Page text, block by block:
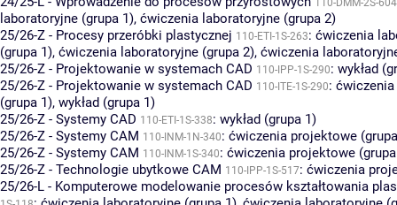
110-DMM-2S-604
laboratoryjne (grupa 1), ćwiczenia laboratoryjne (grupa 2)
25/26-Z - Procesy przeróbki plastycznej 110-ETI-1S-263: ćwiczenia
(grupa 1), ćwiczenia laboratoryjne (grupa 2), ćwiczenia
25/26-Z - Projektowanie w systemach CAD 110-IPP-1S-290: wykład
25/26-Z - Projektowanie w systemach CAD 110-ITE-1S-290:
(grupa 1), wykład (grupa 1)
25/26-Z - Systemy CAD 110-ETI-1S-338: wykład (grupa 1)
25/26-Z - Systemy CAM 110-INM-1N-340: ćwiczenia projektowe
25/26-Z - Systemy CAM 110-INM-1S-340: ćwiczenia projektowe
25/26-Z - Technologie ubytkowe CAM 110-IPP-1S-517: ćwiczenia
25/26-L - Komputerowe modelowanie procesów kształtowania